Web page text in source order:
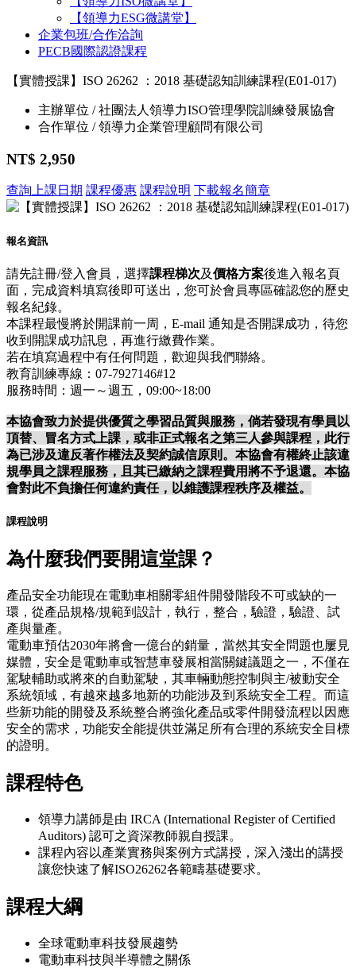
【領導力ESG微講堂】
企業包班/合作洽詢
PECB國際認證課程
【實體授課】ISO 26262 ：2018 基礎認知訓練課程(E01-017)
主辦單位 / 社團法人領導力ISO管理學院訓練發展協會
合作單位 / 領導力企業管理顧問有限公司
NT$ 2,950
查詢上課日期 課程優惠 課程說明 下載報名簡章
報名資訊
請先註冊/登入會員，選擇課程梯次及價格方案後進入報名頁
面，完成資料填寫後即可送出，您可於會員專區確認您的歷史
報名紀錄。
本課程最慢將於開課前一周，E-mail 通知是否開課成功，待您
收到開課成功訊息，再進行繳費作業。
若在填寫過程中有任何問題，歡迎與我們聯絡。
教育訓練專線：07-7927146#12
服務時間：週一～週五，09:00~18:00
本協會致力於提供優質之學習品質與服務，倘若發現有學員以
頂替、冒名方式上課，或非正式報名之第三人參與課程，此行
為已涉及違反著作權法及契約誠信原則。本協會有權終止該違
規學員之課程服務，且其已繳納之課程費用將不予退還。本協
會對此不負擔任何違約責任，以維護課程秩序及權益。
課程說明
為什麼我們要開這堂課？
產品安全功能現在電動車相關零組件開發階段不可或缺的一
環，從產品規格/規範到設計，執行，整合，驗證，驗證、試
產與量產。
電動車預估2030年將會一億台的銷量，當然其安全問題也屢見
媒體，安全是電動車或智慧車發展相當關鍵議題之一，不僅在
駕駛輔助或將來的自動駕駛，其車輛動態控制與主/被動安全
系統領域，有越來越多地新的功能涉及到系統安全工程。而這
些新功能的開發及系統整合將強化產品或零件開發流程以因應
安全的需求，功能安全能提供並滿足所有合理的系統安全目標
的證明。
課程特色
領導力講師是由 IRCA (International Register of Certified
Auditors) 認可之資深教師親自授課。
課程內容以產業實務與案例方式講授，深入淺出的講授
讓您快速了解ISO26262各範疇基礎要求。
課程大綱
全球電動車科技發展趨勢
電動車科技與半導體之關係